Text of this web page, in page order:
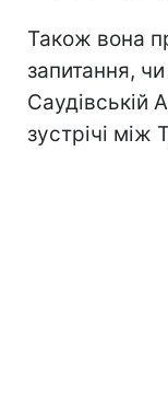
Також вона
запитання,
Саудівській
зустрічі між